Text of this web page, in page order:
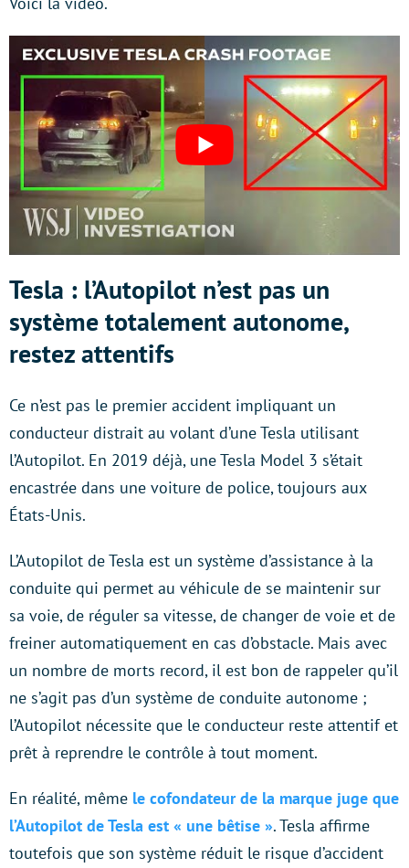
Tesla : l’Autopilot n’est pas un
système totalement autonome,
restez attentifs
Ce n’est pas le premier accident impliquant un
conducteur distrait au volant d’une Tesla utilisant
l’Autopilot. En 2019 déjà, une Tesla Model 3 s’était
encastrée dans une voiture de police, toujours aux
États-Unis.
L’Autopilot de Tesla est un système d’assistance à la
conduite qui permet au véhicule de se maintenir sur
sa voie, de réguler sa vitesse, de changer de voie et de
freiner automatiquement en cas d’obstacle. Mais avec
un nombre de morts record, il est bon de rappeler qu’il
ne s’agit pas d’un système de conduite autonome ;
l’Autopilot nécessite que le conducteur reste attentif et
prêt à reprendre le contrôle à tout moment.
En réalité, même le cofondateur de la marque juge que
l’Autopilot de Tesla est « une bêtise ». Tesla affirme
toutefois que son système réduit le risque d’accident